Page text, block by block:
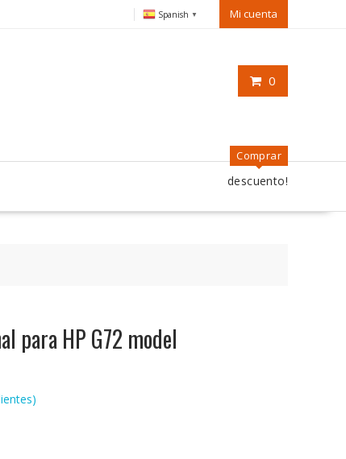
Spanish ▼ Mi cuenta
0
Comprar
descuento!
para HP G72 model